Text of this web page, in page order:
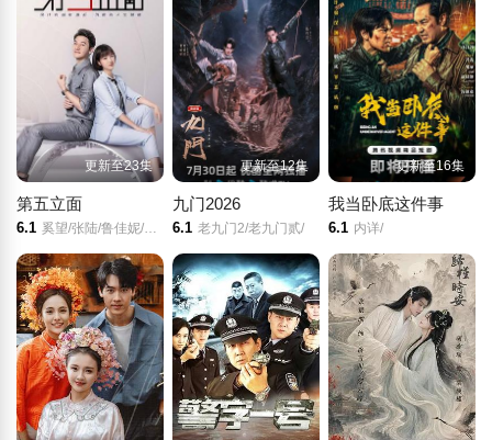
更新至23集
第五立面
6.1 奚望/张陆/鲁佳妮/王之一/
更新至12集
九门2026
6.1 老九门2/老九门贰/
更新至16集
我当卧底这件事
6.1 内详/